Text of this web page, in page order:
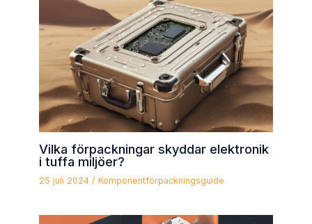
Vilka förpackningar skyddar elektronik
i tuffa miljöer?
25 juli 2024 /Komponentförpackningsguide